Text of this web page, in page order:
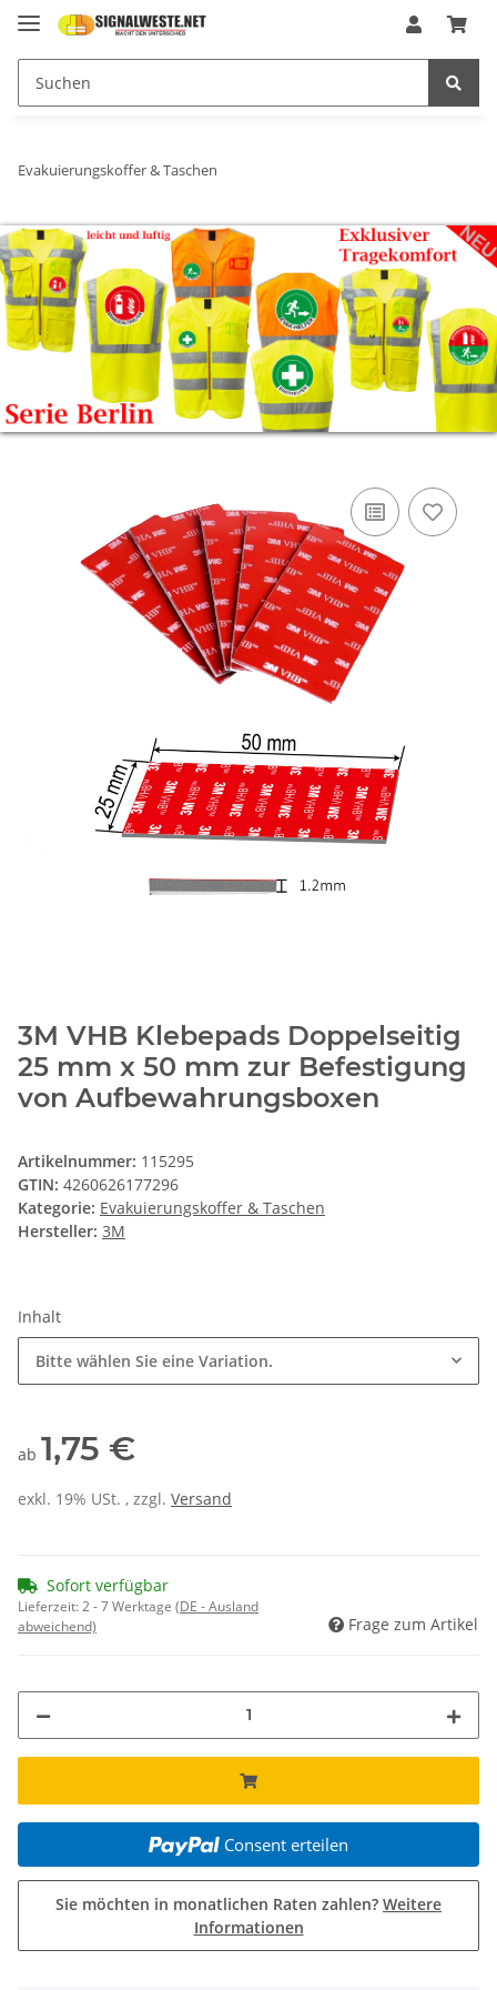
Evakuierungskoffer & Taschen
3M VHB Klebepads Doppelseitig
25 mm x 50 mm zur Befestigung
von Aufbewahrungsboxen
Artikelnummer: 115295
GTIN: 4260626177296
Kategorie: Evakuierungskoffer & Taschen
Hersteller: 3M
Inhalt
Bitte wählen Sie eine Variation.
ab 1,75 €
exkl. 19% USt. , zzgl. Versand
Sofort verfügbar
Lieferzeit:2 - 7 Werktage (DE - Ausland
abweichend)
Frage zum Artikel
Consent erteilen
Sie möchten in monatlichen Raten zahlen? Weitere
Informationen